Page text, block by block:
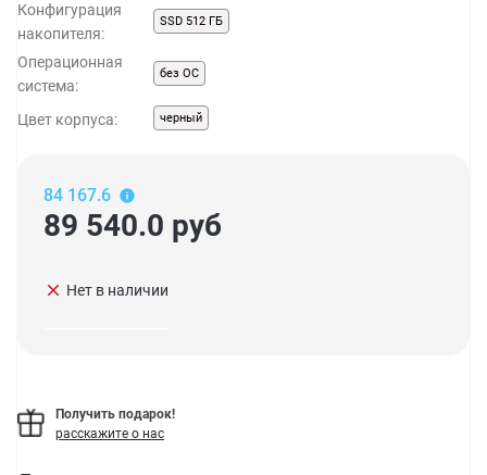
Конфигурация
накопителя:
SSD 512 ГБ
Операционная
система:
без ОС
Цвет корпуса: черный
84 167.6
89 540.0 руб
clear Нет в наличии
Получить подарок!
расскажите о нас